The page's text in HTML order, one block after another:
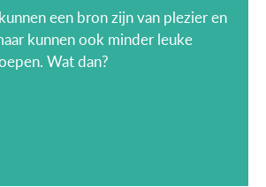
een bron zijn van plezier en
kunnen ook minder leuke
Wat dan?